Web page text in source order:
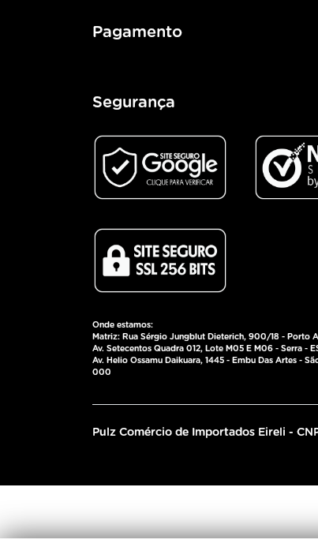
Pagamento
Segurança
Onde estamos:
Matriz: Rua Sérgio Jungblut Dieterich, 900/18 - Porto
Av. Setecentos Quadra 012, Lote M05 E M06 - Serra -
Av. Helio Ossamu Daikuara, 1445 - Embu Das Artes -
000
Pulz Comércio de Importados Eireli -